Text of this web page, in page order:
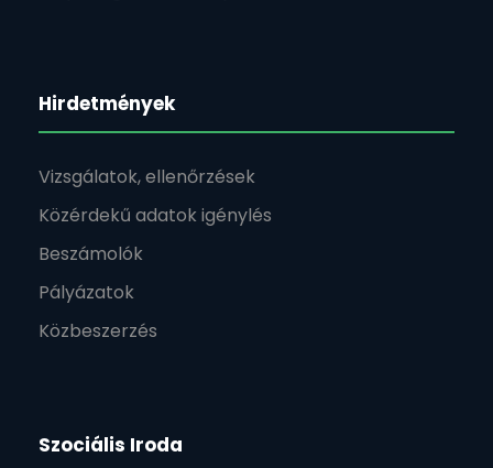
Hirdetmények
Vizsgálatok, ellenőrzések
Közérdekű adatok igénylés
Beszámolók
Pályázatok
Közbeszerzés
Szociális Iroda